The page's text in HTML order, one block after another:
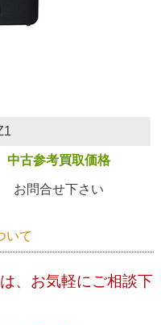
中古参考買取価格
お問合せ下さい
いて
、お気軽にご相談下